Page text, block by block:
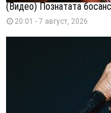
(Видео) Познатата
20:01 - 7 август, 2026